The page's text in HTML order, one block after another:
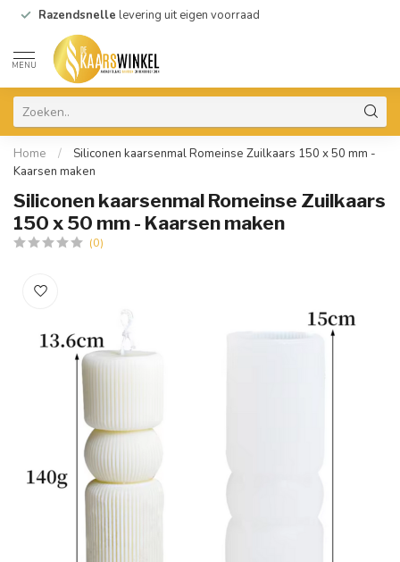
Razendsnelle levering uit eigen voorraad
MENU
Home /
Siliconen kaarsenmal Romeinse Zuilkaars 150 x 50 mm -
Kaarsen maken
Siliconen kaarsenmal Romeinse Zuilkaars
150 x 50 mm - Kaarsen maken
(0)